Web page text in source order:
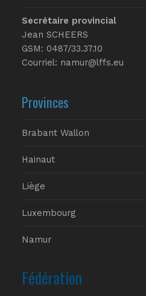
Secrétaire provincial
Jean SCHEERS
GSM: 0487/33.37.10
Courriel: namur@lffs.eu
Provinces
Brabant Wallon
Hainaut
Liège
Luxembourg
Namur
Fédération